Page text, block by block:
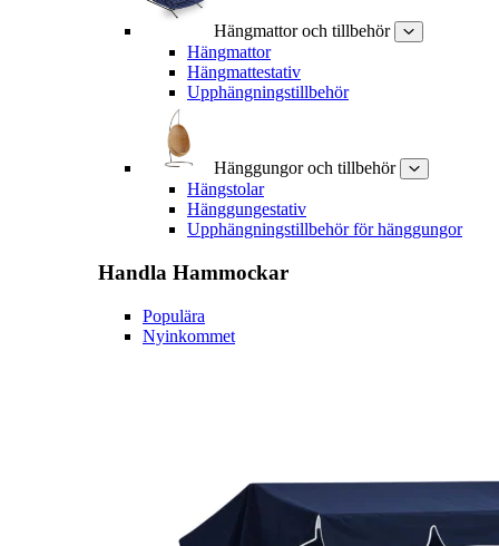
Hängmattor och tillbehör
Hängmattor
Hängmattestativ
Upphängningstillbehör
Hänggungor och tillbehör
Hängstolar
Hänggungestativ
Upphängningstillbehör för hänggungor
Handla Hammockar
Populära
Nyinkommet